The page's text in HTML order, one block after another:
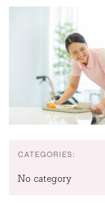
CATEGORIES:
No category